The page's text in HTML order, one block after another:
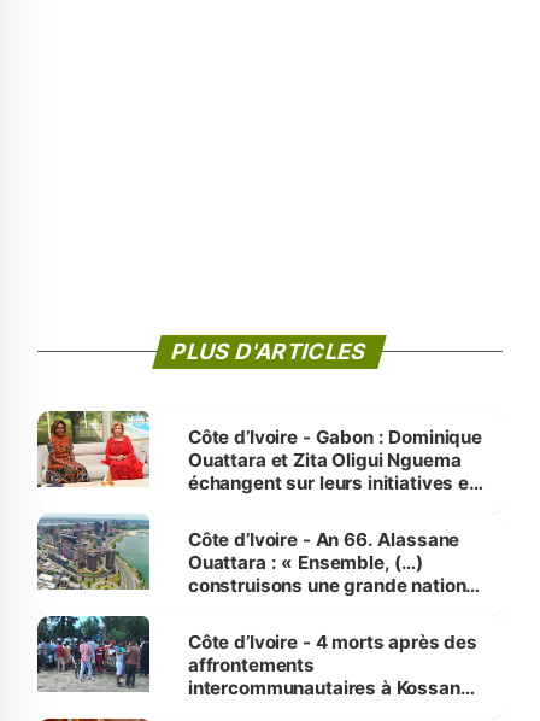
PLUS D'ARTICLES
Côte d’Ivoire - Gabon : Dominique
Ouattara et Zita Oligui Nguema
échangent sur leurs initiatives en
enfants
Côte d’Ivoire - An 66. Alassane
Ouattara : « Ensemble, (…)
construisons une grande nation
générations futures »
Côte d’Ivoire - 4 morts après des
affrontements
intercommunautaires à Kossandji